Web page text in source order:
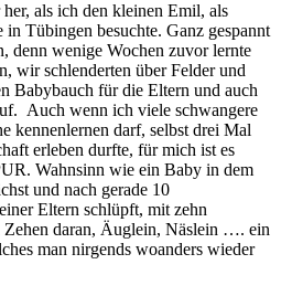
als ich den kleinen Emil, als
Tübingen besuchte. Ganz gespannt
denn wenige Wochen zuvor lernte
wir schlenderten über Felder und
Babybauch für die Eltern und auch
Auch wenn ich viele schwangere
kennenlernen darf, selbst drei Mal
erleben durfte, für mich ist es
Wahnsinn wie ein Baby in dem
und nach gerade 10
Eltern schlüpft, mit zehn
Zehen daran, Äuglein, Näslein …. ein
man nirgends woanders wieder